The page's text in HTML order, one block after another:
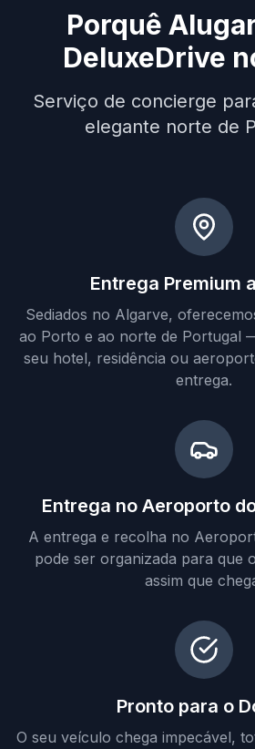
Porquê
DeluxeDrive
Serviço de concierge
elegante norte de
Entrega Premium
Sediados no Algarve,
ao Porto e ao norte de Portugal
seu hotel, residência ou
entrega.
Entrega no Aeroporto
A entrega e recolha no
pode ser organizada para que
assim que
Pronto para o
O seu veículo chega impecável,